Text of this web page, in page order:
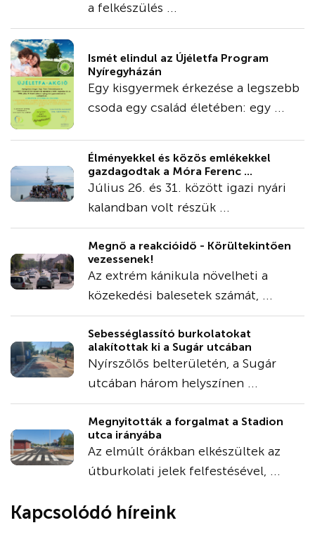
a felkészülés ...
Ismét elindul az Újéletfa Program
Nyíregyházán
Egy kisgyermek érkezése a legszebb
csoda egy család életében: egy ...
Élményekkel és közös emlékekkel
gazdagodtak a Móra Ferenc ...
Július 26. és 31. között igazi nyári
kalandban volt részük ...
Megnő a reakcióidő - Körültekintően
vezessenek!
Az extrém kánikula növelheti a
közekedési balesetek számát, ...
Sebességlassító burkolatokat
alakítottak ki a Sugár utcában
Nyírszőlős belterületén, a Sugár
utcában három helyszínen ...
Megnyitották a forgalmat a Stadion
utca irányába
Az elmúlt órákban elkészültek az
útburkolati jelek felfestésével, ...
Kapcsolódó híreink